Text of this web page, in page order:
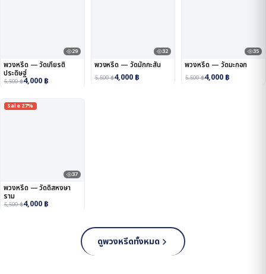
29
พวงหรีด — วัดเกียรติ
ประดิษฐ์
5,500฿4,000 ฿
32
พวงหรีด — วัดมักกะสัน
5,500฿4,000 ฿
35
พวงหรีด — วัดมะกอก
5,500฿4,000 ฿
Sale 27%
37
พวงหรีด — วัดดิสหงษา
ราม
5,500฿4,000 ฿
ดูพวงหรีดทั้งหมด